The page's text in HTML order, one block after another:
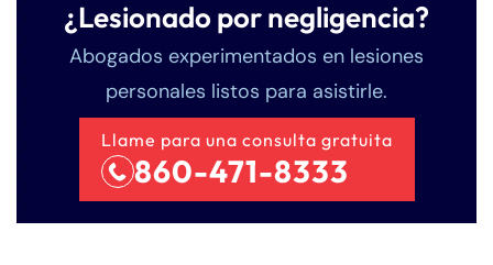
¿Lesionado por negligencia?
Abogados experimentados en lesiones
personales listos para asistirle.
Llame para una consulta gratuita
860-471-8333